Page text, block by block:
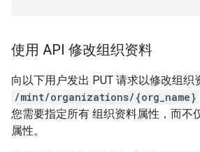
使用 API 修改组织资料
向以下用户发出 PUT 请求以修改组织
/mint/organizations/{org_name}
您需要指定所有 组织资料属性，而不
属性。